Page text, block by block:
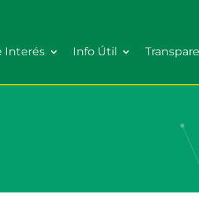
Interés Info Útil